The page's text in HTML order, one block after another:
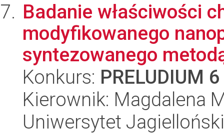
Badanie właściwości
modyfikowanego
syntezowanego
Konkurs: PRELUDIUM 6
Kierownik: Magdalena
Uniwersytet